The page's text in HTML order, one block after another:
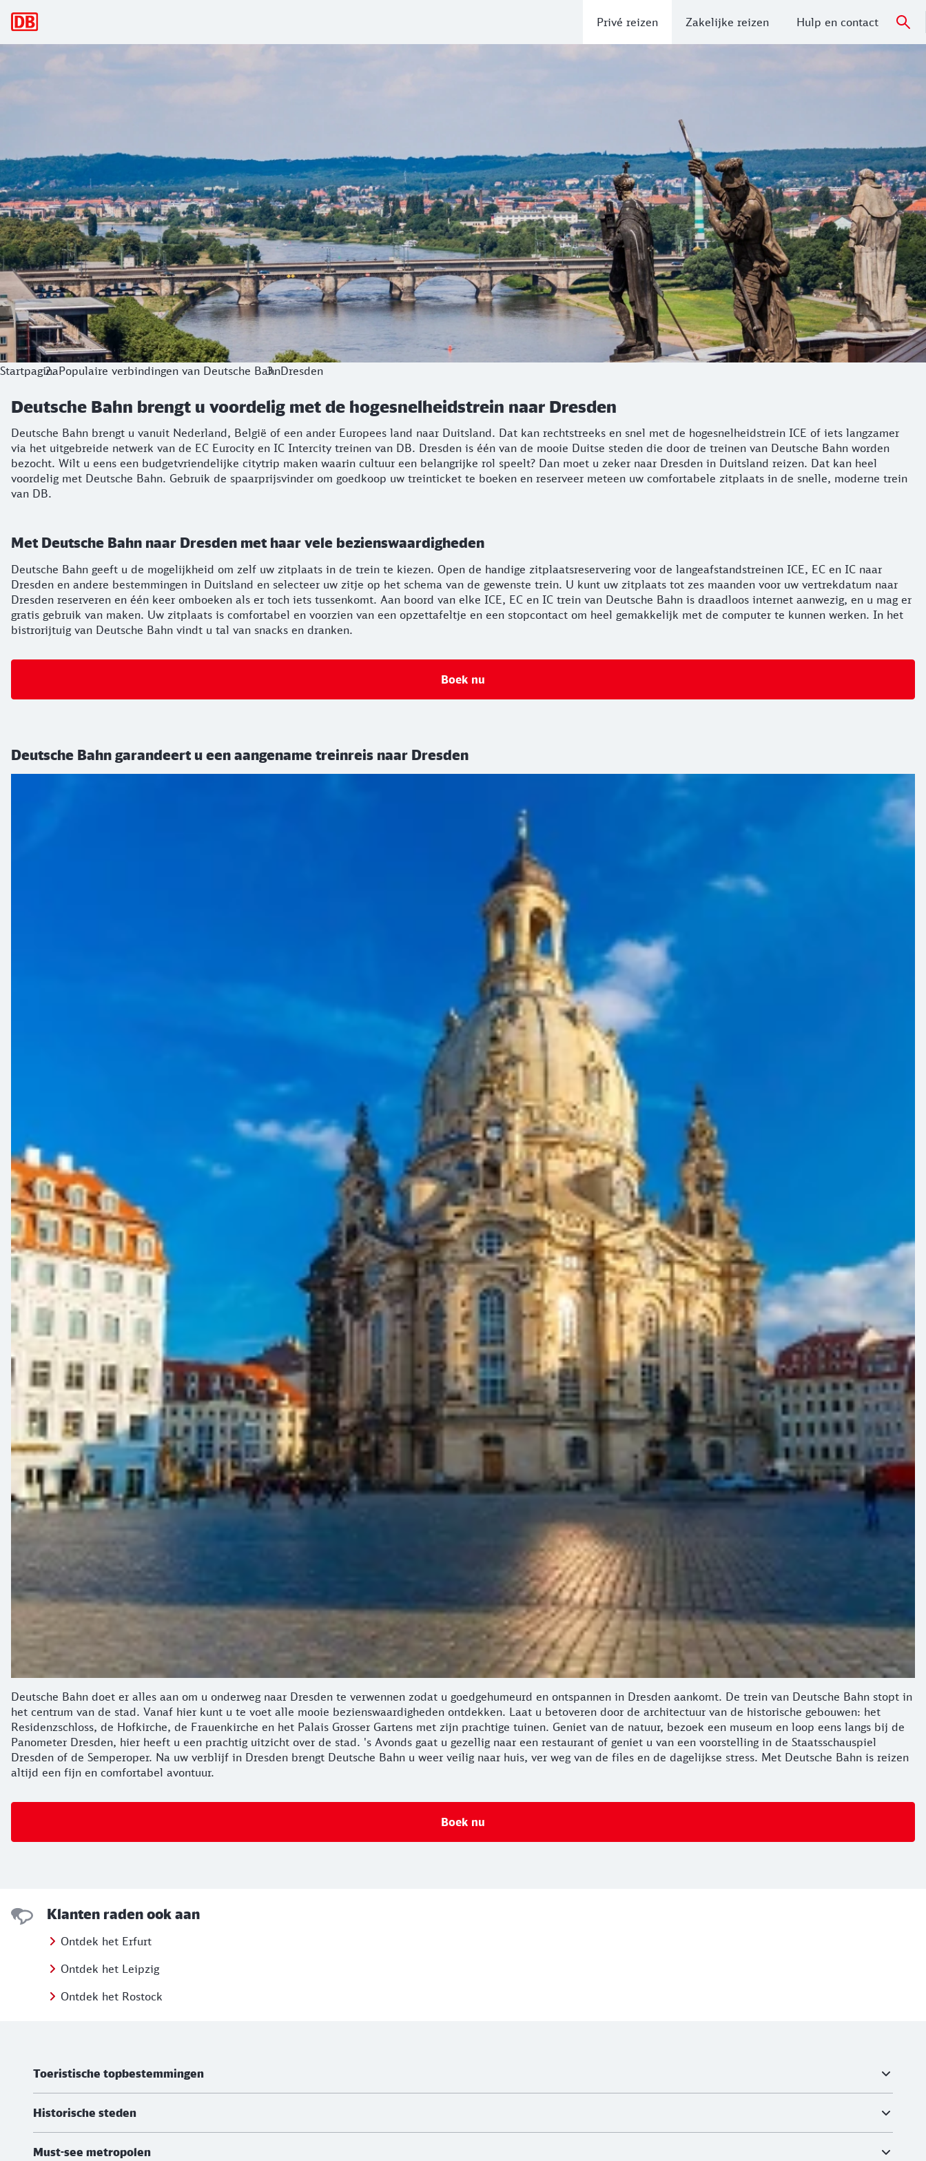
Privé reizen Zakelijke reizen Hulp en contact
Deutsche Bahn brengt u voordelig met de hogesnelheidstrein naar Dresden
StartpaginaPopulaire verbindingen van Deutsche BahnDresden
Deutsche Bahn brengt u voordelig met de hogesnelheidstrein naar Dresden
Deutsche Bahn brengt u vanuit Nederland, België of een ander Europees land naar Duitsland. Dat kan rechtstreeks en snel met de hogesnelheidstrein ICE of iets langzamer
via het uitgebreide netwerk van de EC Eurocity en IC Intercity treinen van DB. Dresden is één van de mooie Duitse steden die door de treinen van Deutsche Bahn worden
bezocht. Wilt u eens een budgetvriendelijke citytrip maken waarin cultuur een belangrijke rol speelt? Dan moet u zeker naar Dresden in Duitsland reizen. Dat kan heel
voordelig met Deutsche Bahn. Gebruik de spaarprijsvinder om goedkoop uw treinticket te boeken en reserveer meteen uw comfortabele zitplaats in de snelle, moderne trein
van DB.
Met Deutsche Bahn naar Dresden met haar vele bezienswaardigheden
Deutsche Bahn geeft u de mogelijkheid om zelf uw zitplaats in de trein te kiezen. Open de handige zitplaatsreservering voor de langeafstandstreinen ICE, EC en IC naar
Dresden en andere bestemmingen in Duitsland en selecteer uw zitje op het schema van de gewenste trein. U kunt uw zitplaats tot zes maanden voor uw vertrekdatum naar
Dresden reserveren en één keer omboeken als er toch iets tussenkomt. Aan boord van elke ICE, EC en IC trein van Deutsche Bahn is draadloos internet aanwezig, en u mag er
gratis gebruik van maken. Uw zitplaats is comfortabel en voorzien van een opzettafeltje en een stopcontact om heel gemakkelijk met de computer te kunnen werken. In het
bistrorijtuig van Deutsche Bahn vindt u tal van snacks en dranken.
Boek nu
Deutsche Bahn garandeert u een aangename treinreis naar Dresden
Deutsche Bahn doet er alles aan om u onderweg naar Dresden te verwennen zodat u goedgehumeurd en ontspannen in Dresden aankomt. De trein van Deutsche Bahn stopt in
het centrum van de stad. Vanaf hier kunt u te voet alle mooie bezienswaardigheden ontdekken. Laat u betoveren door de architectuur van de historische gebouwen: het
Residenzschloss, de Hofkirche, de Frauenkirche en het Palais Grosser Gartens met zijn prachtige tuinen. Geniet van de natuur, bezoek een museum en loop eens langs bij de
Panometer Dresden, hier heeft u een prachtig uitzicht over de stad. 's Avonds gaat u gezellig naar een restaurant of geniet u van een voorstelling in de Staatsschauspiel
Dresden of de Semperoper. Na uw verblijf in Dresden brengt Deutsche Bahn u weer veilig naar huis, ver weg van de files en de dagelijkse stress. Met Deutsche Bahn is reizen
altijd een fijn en comfortabel avontuur.
Boek nu
Klanten raden ook aan
Ontdek het Erfurt
Ontdek het Leipzig
Ontdek het Rostock
Toeristische topbestemmingen
Historische steden
Must-see metropolen